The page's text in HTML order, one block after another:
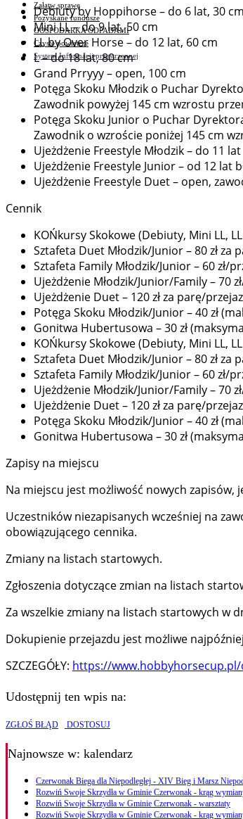
Załatw sprawę
Pozyskane fundusze
GOSPODARKA ODPADAMI
Czyste powietrze
System Informacji przestrzennej
Debiuty by Hoppihorse – do 6 lat, 30 cm
Mini LL – do 9 lat, 50 cm
LL by Over Horse – do 12 lat, 60 cm
L – do 18 lat, 80 cm
Grand Prryyy – open, 100 cm
Potęga Skoku Młodzik o Puchar
Zawodnik powyżej 145 cm wzrostu
Potęga Skoku Junior o Puchar
Zawodnik o wzroście poniżej 145 cm
Ujeżdżenie Freestyle Młodzik – do 11 lat
Ujeżdżenie Freestyle Junior – od 12 lat
Ujeżdżenie Freestyle Duet – open,
Cennik
KOŃkursy Skokowe (Debiuty, Mini LL,
Sztafeta Duet Młodzik/Junior – 80 zł
Sztafeta Family Młodzik/Junior – 60 zł/
Ujeżdżenie Młodzik/Junior/Family – 70
Ujeżdżenie Duet – 120 zł za parę/
Potęga Skoku Młodzik/Junior – 40 zł
Gonitwa Hubertusowa – 30 zł
KOŃkursy Skokowe (Debiuty, Mini LL,
Sztafeta Duet Młodzik/Junior – 80 zł
Sztafeta Family Młodzik/Junior – 60 zł/
Ujeżdżenie Młodzik/Junior/Family – 70
Ujeżdżenie Duet – 120 zł za parę/
Potęga Skoku Młodzik/Junior – 40 zł
Gonitwa Hubertusowa – 30 zł
Zapisy na miejscu
Na miejscu jest możliwość nowych zapisów,
Uczestników niezapisanych wcześniej na
obowiązującego cennika.
Zmiany na listach startowych.
Zgłoszenia dotyczące zmian na listach
Za wszelkie zmiany na listach startowych w
Dokupienie przejazdu jest możliwe
SZCZEGÓŁY: https://www.hobbyhorsecup.pl/
Udostępnij ten wpis na:
ZGŁOŚ BŁĄD DOSTOSUJ
Najnowsze w: kalendarz
Czerwonak Biega dla Niepodległej - XIV Bieg i Marsz
Rozwiń Swoje Skrzydła w Gminie Czerwonak - krąg
Rozwiń Swoje Skrzydła w Gminie Czerwonak - warsztaty
Rozwiń Swoje Skrzydła w Gminie Czerwonak - krąg